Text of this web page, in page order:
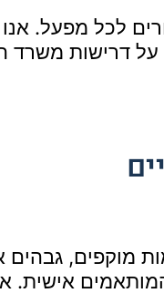
לכל מפעל.
על דרישות משרד
מוקפים,
אישית.